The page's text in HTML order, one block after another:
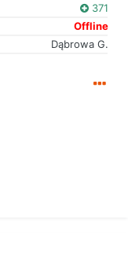
371
Offline
Dąbrowa G.